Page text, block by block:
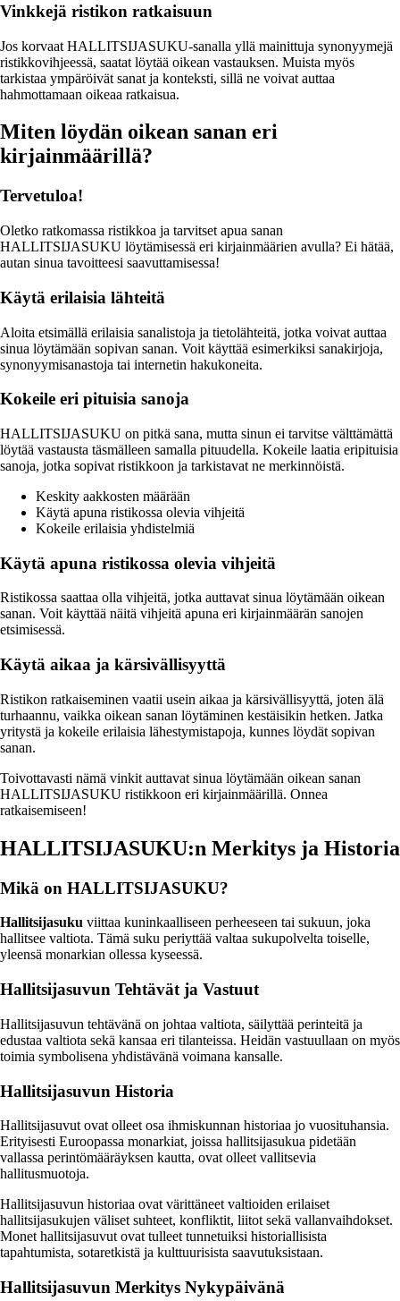
Vinkkejä ristikon ratkaisuun
Jos korvaat HALLITSIJASUKU-sanalla yllä mainittuja synonyymejä
ristikkovihjeessä, saatat löytää oikean vastauksen. Muista myös
tarkistaa ympäröivät sanat ja konteksti, sillä ne voivat auttaa
hahmottamaan oikeaa ratkaisua.
Miten löydän oikean sanan eri
kirjainmäärillä?
Tervetuloa!
Oletko ratkomassa ristikkoa ja tarvitset apua sanan
HALLITSIJASUKU löytämisessä eri kirjainmäärien avulla? Ei hätää,
autan sinua tavoitteesi saavuttamisessa!
Käytä erilaisia lähteitä
Aloita etsimällä erilaisia sanalistoja ja tietolähteitä, jotka voivat auttaa
sinua löytämään sopivan sanan. Voit käyttää esimerkiksi sanakirjoja,
synonyymisanastoja tai internetin hakukoneita.
Kokeile eri pituisia sanoja
HALLITSIJASUKU on pitkä sana, mutta sinun ei tarvitse välttämättä
löytää vastausta täsmälleen samalla pituudella. Kokeile laatia eripituisia
sanoja, jotka sopivat ristikkoon ja tarkistavat ne merkinnöistä.
Keskity aakkosten määrään
Käytä apuna ristikossa olevia vihjeitä
Kokeile erilaisia yhdistelmiä
Käytä apuna ristikossa olevia vihjeitä
Ristikossa saattaa olla vihjeitä, jotka auttavat sinua löytämään oikean
sanan. Voit käyttää näitä vihjeitä apuna eri kirjainmäärän sanojen
etsimisessä.
Käytä aikaa ja kärsivällisyyttä
Ristikon ratkaiseminen vaatii usein aikaa ja kärsivällisyyttä, joten älä
turhaannu, vaikka oikean sanan löytäminen kestäisikin hetken. Jatka
yritystä ja kokeile erilaisia lähestymistapoja, kunnes löydät sopivan
sanan.
Toivottavasti nämä vinkit auttavat sinua löytämään oikean sanan
HALLITSIJASUKU ristikkoon eri kirjainmäärillä. Onnea
ratkaisemiseen!
HALLITSIJASUKU:n Merkitys ja Historia
Mikä on HALLITSIJASUKU?
Hallitsijasuku viittaa kuninkaalliseen perheeseen tai sukuun, joka
hallitsee valtiota. Tämä suku periyttää valtaa sukupolvelta toiselle,
yleensä monarkian ollessa kyseessä.
Hallitsijasuvun Tehtävät ja Vastuut
Hallitsijasuvun tehtävänä on johtaa valtiota, säilyttää perinteitä ja
edustaa valtiota sekä kansaa eri tilanteissa. Heidän vastuullaan on myös
toimia symbolisena yhdistävänä voimana kansalle.
Hallitsijasuvun Historia
Hallitsijasuvut ovat olleet osa ihmiskunnan historiaa jo vuosituhansia.
Erityisesti Euroopassa monarkiat, joissa hallitsijasukua pidetään
vallassa perintömääräyksen kautta, ovat olleet vallitsevia
hallitusmuotoja.
Hallitsijasuvun historiaa ovat värittäneet valtioiden erilaiset
hallitsijasukujen väliset suhteet, konfliktit, liitot sekä vallanvaihdokset.
Monet hallitsijasuvut ovat tulleet tunnetuiksi historiallisista
tapahtumista, sotaretkistä ja kulttuurisista saavutuksistaan.
Hallitsijasuvun Merkitys Nykypäivänä